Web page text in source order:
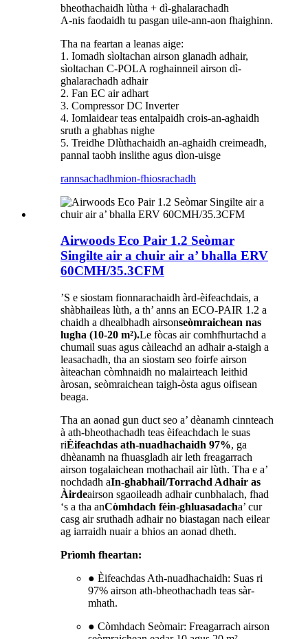
bheothachaidh lùtha + dì-ghalarachadh
A-nis faodaidh tu pasgan uile-ann-aon fhaighinn.
Tha na feartan a leanas aige:
1. Iomadh sìoltachan airson glanadh adhair,
sìoltachan C-POLA roghainneil airson dì-
ghalarachadh adhair
2. Fan EC air adhart
3. Compressor DC Inverter
4. Iomlaidear teas entalpaidh crois-an-aghaidh
sruth a ghabhas nighe
5. Treidhe Dlùthachaidh an-aghaidh creimeadh,
pannal taobh inslithe agus dìon-uisge
rannsachadhmion-fhiosrachadh
Airwoods Eco Pair 1.2 Seòmar
Singilte air a chuir air a’ bhalla ERV
60CMH/35.3CFM
’S e siostam fionnarachaidh àrd-èifeachdais, a
shàbhaileas lùth, a th’ anns an ECO-PAIR 1.2 a
chaidh a dhealbhadh airsonseòmraichean nas
lugha (10-20 m²).Le fòcas air comhfhurtachd a
chumail suas agus càileachd an adhair a-staigh a
leasachadh, tha an siostam seo foirfe airson
àiteachan còmhnaidh no malairteach leithid
àrosan, seòmraichean taigh-òsta agus oifisean
beaga.
Tha an aonad gun duct seo a’ dèanamh cinnteach
à ath-bheothachadh teas èifeachdach le suas
riÈifeachdas ath-nuadhachaidh 97%, ga
dhèanamh na fhuasgladh air leth freagarrach
airson togalaichean mothachail air lùth. Tha e a’
nochdadh aIn-ghabhail/Torrachd Adhair as
Àirdeairson sgaoileadh adhair cunbhalach, fhad
‘s a tha anCòmhdach fèin-ghluasadacha’ cur
casg air sruthadh adhair no biastagan nach eilear
ag iarraidh nuair a bhios an aonad dheth.
Prìomh fheartan:
● Èifeachdas Ath-nuadhachaidh: Suas ri
97% airson ath-bheothachadh teas sàr-
mhath.
● Còmhdach Seòmair: Freagarrach airson